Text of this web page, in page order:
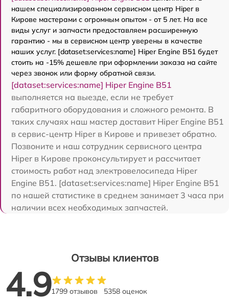
нашем специализированном сервисном центр Hiper в
Кирове мастерами с огромным опытом - от 5 лет. На все
виды услуг и запчасти предоставляем расширенную
гарантию - мы в сервисном центр уверены в качестве
наших услуг. [dataset:services:name] Hiper Engine B51 будет
стоить на -15% дешевле при оформлении заказа на сайте
через звонок или форму обратной связи.
[dataset:services:name] Hiper Engine B51
выполняется на выезде, если не требует
габаритного оборудования и сложного ремонта. В
таких случаях наш мастер доставит Hiper Engine B51
в сервис-центр Hiper в Кирове и привезет обратно.
Позвоните и наш сотрудник сервисного центра
Hiper в Кирове проконсультирует и рассчитает
стоимость работ над электровелосипеда Hiper
Engine B51. [dataset:services:name] Hiper Engine B51
по нашей статистике в среднем занимает 3 часа при
наличии всех необходимых запчастей.
Отзывы клиентов
4.91799 отзывов 5358 оценок